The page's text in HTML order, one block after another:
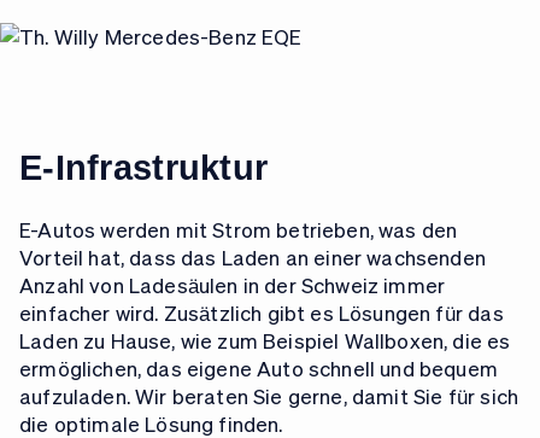
E-Infrastruktur
E-Autos werden mit Strom betrieben, was den
Vorteil hat, dass das Laden an einer wachsenden
Anzahl von Ladesäulen in der Schweiz immer
einfacher wird. Zusätzlich gibt es Lösungen für das
Laden zu Hause, wie zum Beispiel Wallboxen, die es
ermöglichen, das eigene Auto schnell und bequem
aufzuladen. Wir beraten Sie gerne, damit Sie für sich
die optimale Lösung finden.